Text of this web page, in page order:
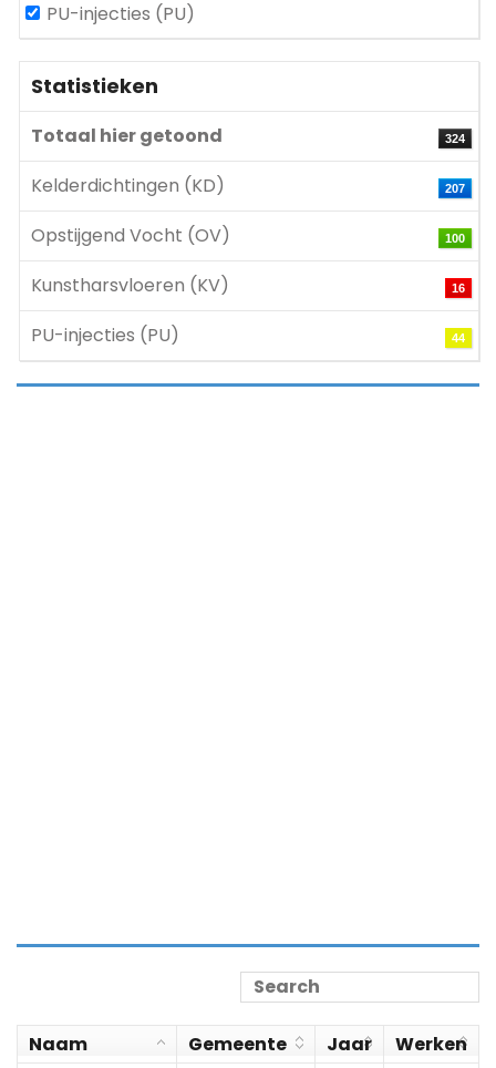
PU-injecties (PU)
Statistieken
Totaal hier getoond 324
Kelderdichtingen (KD) 207
Opstijgend Vocht (OV) 100
Kunstharsvloeren (KV) 16
PU-injecties (PU) 44
Naam Gemeente Jaar
Werken